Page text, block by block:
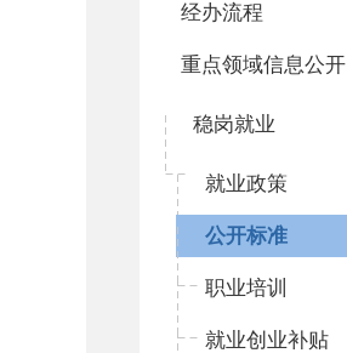
经办流程
重点领域信息公开
稳岗就业
就业政策
公开标准
职业培训
就业创业补贴